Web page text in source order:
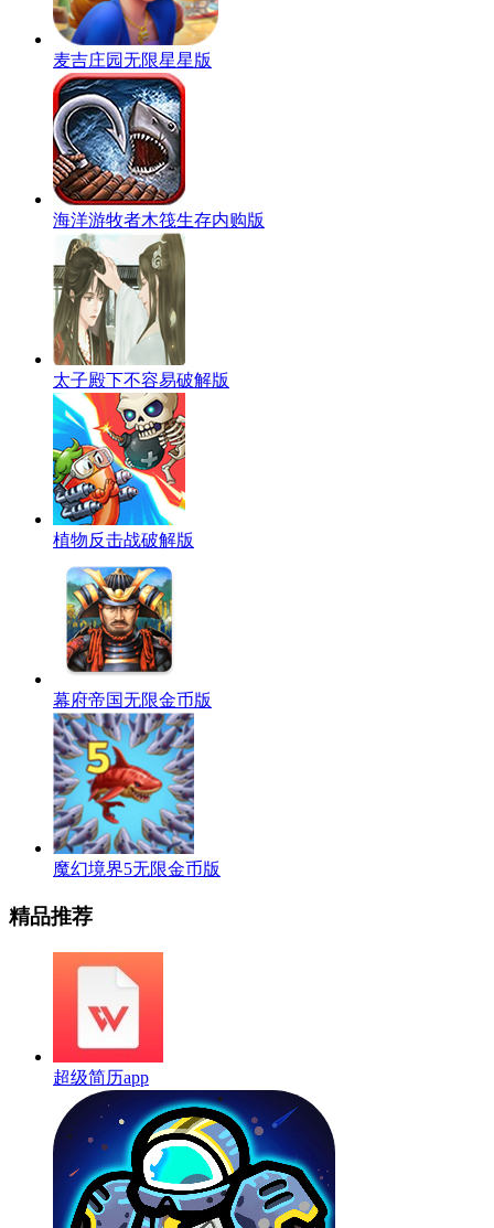
麦吉庄园无限星星版
海洋游牧者木筏生存内购版
太子殿下不容易破解版
植物反击战破解版
幕府帝国无限金币版
魔幻境界5无限金币版
精品推荐
超级简历app